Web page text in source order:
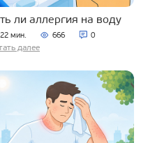
ли аллергия на воду
22 мин. 666 0
далее